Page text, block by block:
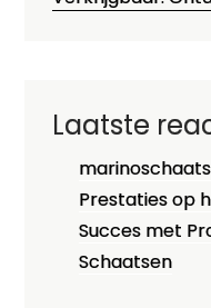
Laatste
Prestaties op
Succes met
Schaatsen